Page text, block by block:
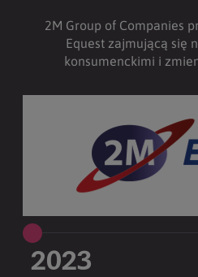
2M Group of Companies
Equest zajmującą się
konsumenckimi i
2023